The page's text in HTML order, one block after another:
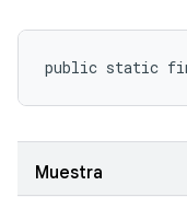
public static
Muestra